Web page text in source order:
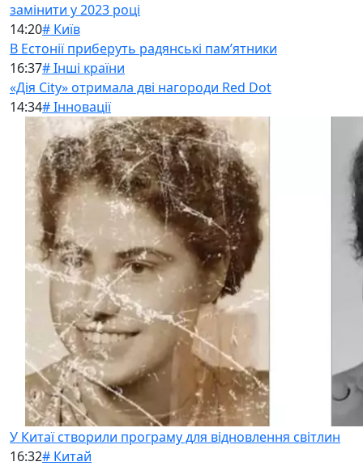
замінити у 2023 році
14:20# Київ
В Естонії приберуть радянські памʼятники
16:37# Інші країни
«Дія City» отримала дві нагороди Red Dot
14:34# Інновації
У Китаї створили програму для відновлення світлин
16:32# Китай